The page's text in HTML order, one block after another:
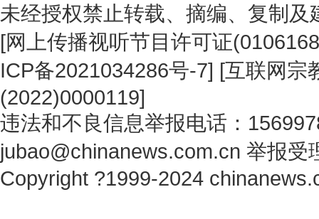
未经授权禁止转载、摘编、复制
[网上传播视听节目许可证
ICP备2021034286号-7] [互联网宗
(2022)0000119]
违法和不良信息举报电话：
jubao@chinanews.com.cn 举报受
Copyright ?1999-2024